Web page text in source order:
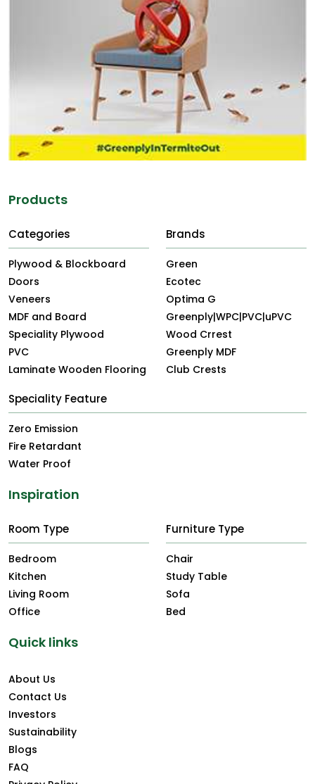
Products
Categories
Plywood & Blockboard
Doors
Veneers
MDF and Board
Speciality Plywood
PVC
Laminate Wooden Flooring
Brands
Green
Ecotec
Optima G
Greenply|WPC|PVC|uPVC
Wood Crrest
Greenply MDF
Club Crests
Speciality Feature
Zero Emission
Fire Retardant
Water Proof
Inspiration
Room Type
Bedroom
Kitchen
Living Room
Office
Furniture Type
Chair
Study Table
Sofa
Bed
Quick links
About Us
Contact Us
Investors
Sustainability
Blogs
FAQ